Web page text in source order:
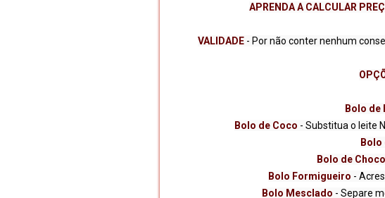
APRENDA A CALCULAR
VALIDADE
Bolo de
Bolo de Coco - Substitua o leite
Bolo
Bolo de
Bolo Formigueiro
Bolo Mesclado